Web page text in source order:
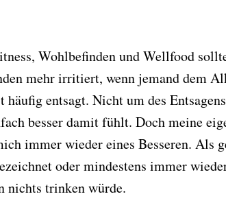
Wohlbefinden und Wellfood
mehr irritiert, wenn jemand dem
häufig entsagt. Nicht um des
besser damit fühlt. Doch meine
immer wieder eines Besseren. Als
oder mindestens immer
nichts trinken würde.